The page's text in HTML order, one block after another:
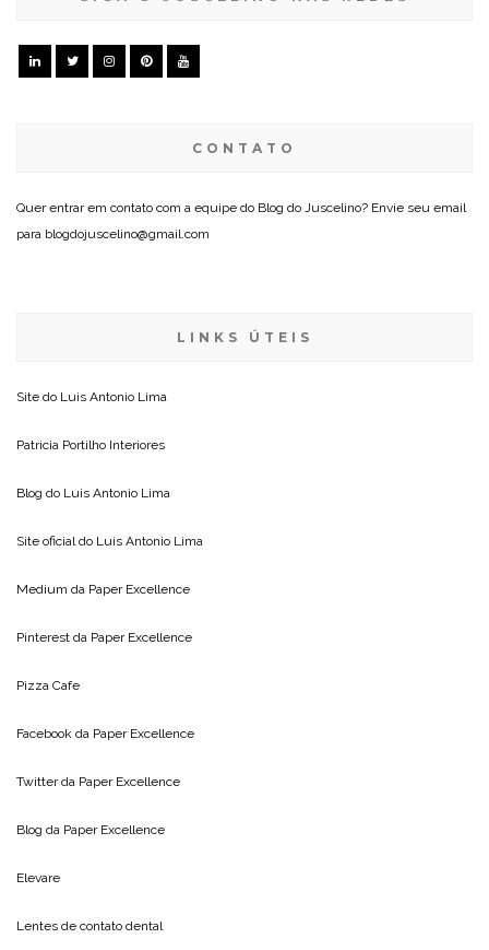
CONTATO
Quer entrar em contato com a equipe do Blog do Juscelino? Envie seu email
para blogdojuscelino@gmail.com
LINKS ÚTEIS
Site do Luis Antonio Lima
Patricia Portilho Interiores
Blog do Luis Antonio Lima
Site oficial do Luis Antonio Lima
Medium da Paper Excellence
Pinterest da Paper Excellence
Pizza Cafe
Facebook da Paper Excellence
Twitter da Paper Excellence
Blog da Paper Excellence
Elevare
Lentes de contato dental